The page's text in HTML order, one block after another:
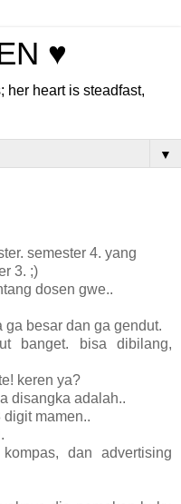
♥
her heart is steadfast,
▼
semester 4. yang
3. ;)
dosen gwe..
besar dan ga gendut.
banget. bisa dibilang,
keren ya?
disangka adalah..
mamen..
dan advertising